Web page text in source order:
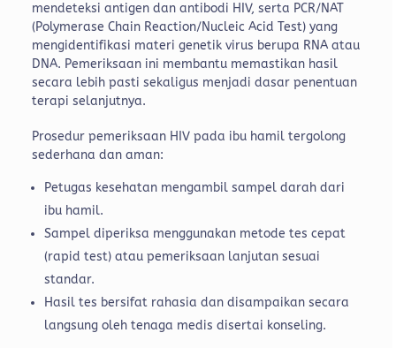
mendeteksi antigen dan antibodi HIV, serta PCR/NAT
(Polymerase Chain Reaction/Nucleic Acid Test) yang
mengidentifikasi materi genetik virus berupa RNA atau
DNA. Pemeriksaan ini membantu memastikan hasil
secara lebih pasti sekaligus menjadi dasar penentuan
terapi selanjutnya.
Prosedur pemeriksaan HIV pada ibu hamil tergolong
sederhana dan aman:
Petugas kesehatan mengambil sampel darah dari
ibu hamil.
Sampel diperiksa menggunakan metode tes cepat
(rapid test) atau pemeriksaan lanjutan sesuai
standar.
Hasil tes bersifat rahasia dan disampaikan secara
langsung oleh tenaga medis disertai konseling.